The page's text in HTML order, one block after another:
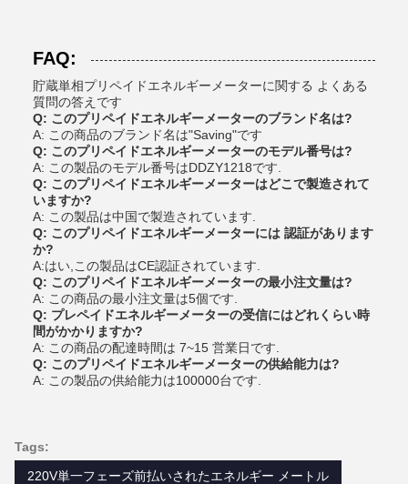
FAQ:
貯蔵単相プリペイドエネルギーメーターに関する よくある
質問の答えです
Q: このプリペイドエネルギーメーターのブランド名は?
A: この商品のブランド名は"Saving"です
Q: このプリペイドエネルギーメーターのモデル番号は?
A: この製品のモデル番号はDDZY1218です.
Q: このプリペイドエネルギーメーターはどこで製造されて
いますか?
A: この製品は中国で製造されています.
Q: このプリペイドエネルギーメーターには 認証があります
か?
A:はい,この製品はCE認証されています.
Q: このプリペイドエネルギーメーターの最小注文量は?
A: この商品の最小注文量は5個です.
Q: プレペイドエネルギーメーターの受信にはどれくらい時
間がかかりますか?
A: この商品の配達時間は 7~15 営業日です.
Q: このプリペイドエネルギーメーターの供給能力は?
A: この製品の供給能力は100000台です.
Tags:
220V単一フェーズ前払いされたエネルギー メートル